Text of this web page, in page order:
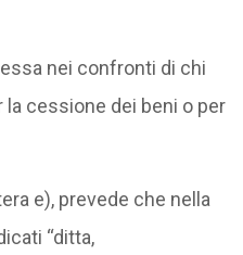
nei confronti di chi
cessione dei beni o per
e), prevede che nella
“ditta,